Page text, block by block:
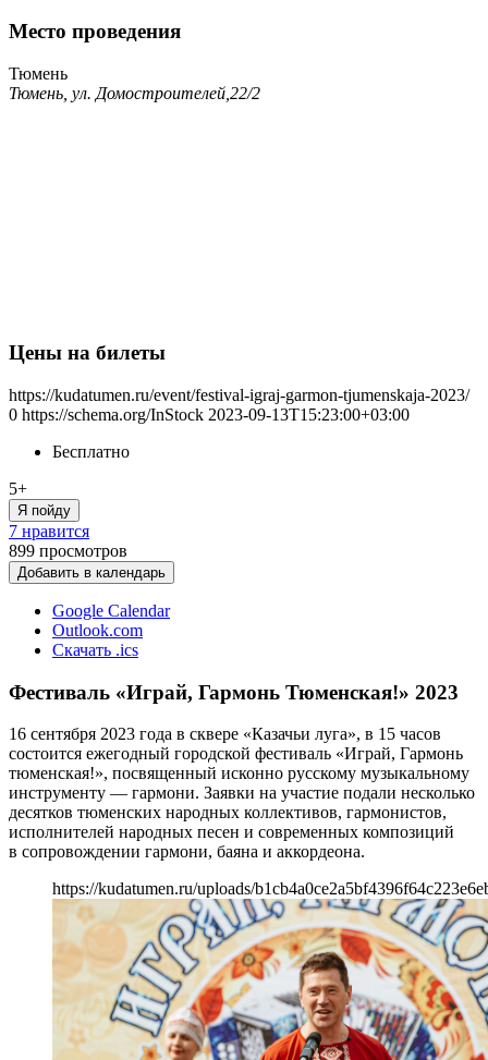
Место проведения
Тюмень
Тюмень, ул. Домостроителей,22/2
Цены на билеты
https://kudatumen.ru/event/festival-igraj-garmon-tjumenskaja-2023/
0 https://schema.org/InStock 2023-09-13T15:23:00+03:00
Бесплатно
5+
Я пойду
7 нравится
899 просмотров
Добавить в календарь
Google Calendar
Outlook.com
Скачать .ics
Фестиваль «Играй, Гармонь Тюменская!» 2023
16 сентября 2023 года в сквере «Казачьи луга», в 15 часов
состоится ежегодный городской фестиваль «Играй, Гармонь
тюменская!», посвященный исконно русскому музыкальному
инструменту — гармони. Заявки на участие подали несколько
десятков тюменских народных коллективов, гармонистов,
исполнителей народных песен и современных композиций
в сопровождении гармони, баяна и аккордеона.
https://kudatumen.ru/uploads/